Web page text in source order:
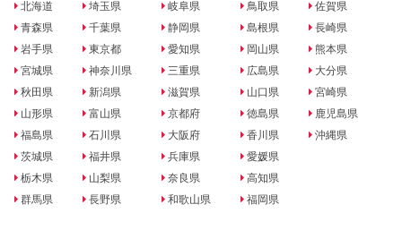
北海道
青森県
岩手県
宮城県
秋田県
山形県
福島県
茨城県
栃木県
群馬県
埼玉県
千葉県
東京都
神奈川県
新潟県
富山県
石川県
福井県
山梨県
長野県
岐阜県
静岡県
愛知県
三重県
滋賀県
京都府
大阪府
兵庫県
奈良県
和歌山県
鳥取県
島根県
岡山県
広島県
山口県
徳島県
香川県
愛媛県
高知県
福岡県
佐賀県
長崎県
熊本県
大分県
宮崎県
鹿児島県
沖縄県